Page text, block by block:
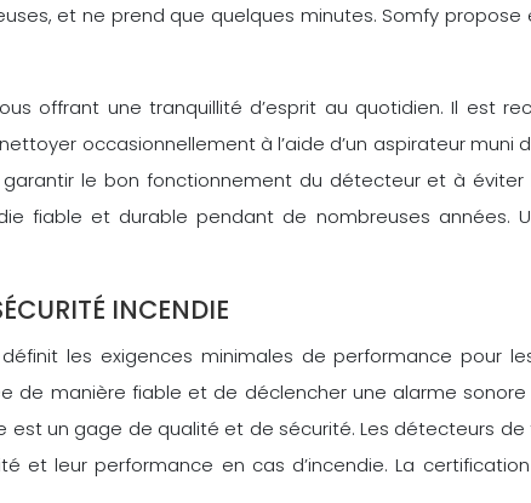
et ne prend que quelques minutes. Somfy
offrant une tranquillité d’esprit au quotidien. Il est
occasionnellement à l’aide d’un aspirateur muni
le bon fonctionnement du détecteur et à éviter
fiable et durable pendant de nombreuses années.
INCENDIE
les exigences minimales de performance pour
manière fiable et de déclencher une alarme
un gage de qualité et de sécurité. Les détecteurs de
leur performance en cas d’incendie. La certification